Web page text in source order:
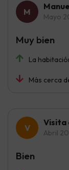
Mayo
La
Más cerca
Muy bien
Visita
Abril
Bien